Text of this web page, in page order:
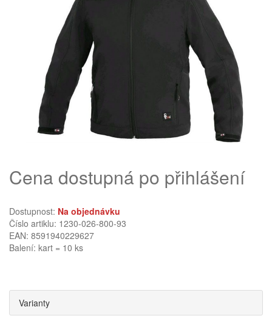
Cena dostupná po přihlášení
Dostupnost: Na objednávku
Číslo artiklu: 1230-026-800-93
EAN: 8591940229627
Balení: kart = 10 ks
Varianty